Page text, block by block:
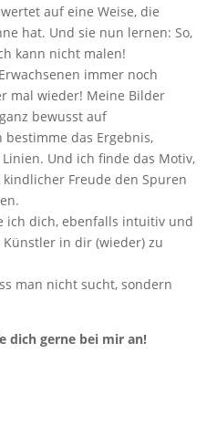
auf eine Weise, die
hat. Und sie nun lernen: So,
kann nicht malen!
immer noch
mal wieder! Meine Bilder
bewusst auf
bestimme das Ergebnis,
Und ich finde das Motiv,
Freude den Spuren
ich dich, ebenfalls intuitiv und
in dir (wieder) zu
man nicht sucht, sondern
dich gerne bei mir an!